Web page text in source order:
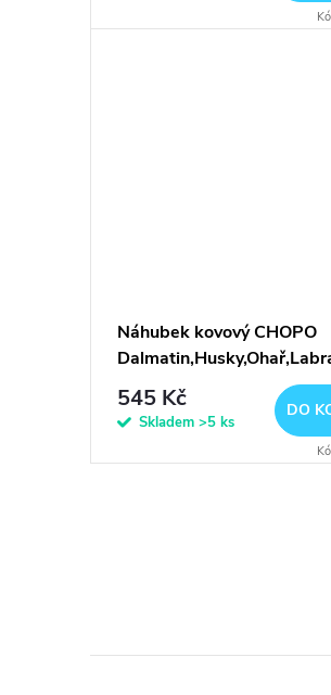
Náhubek kovový CHOPO
F/Zn
545 Kč
Skladem >5 ks
DO